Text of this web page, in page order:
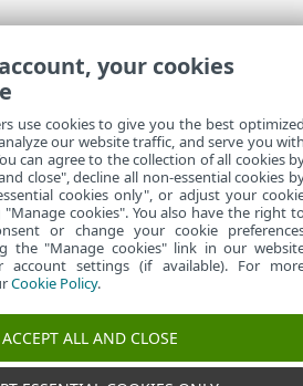
your cookies
use cookies to give you the best
our website traffic, and serve you
can agree to the collection of all cookies
close", decline all non-essential cookies
cookies only", or adjust your
cookies". You also have the right
or change your cookie
the "Manage cookies" link in our
settings (if available). For
Cookie Policy.
ACCEPT ALL AND CLOSE